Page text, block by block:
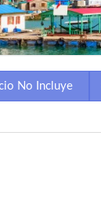
No Incluye